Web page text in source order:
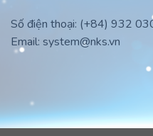
Số điện thoại: (+84) 932
Email: system@nks.vn